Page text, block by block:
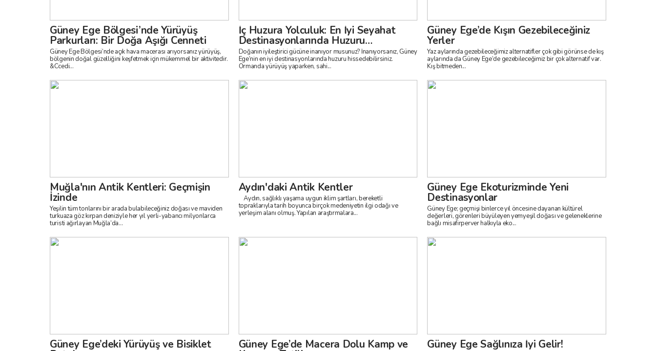
Güney Ege Bölgesi’nde Yürüyüş
Parkurları: Bir Doğa Aşığı Cenneti
Güney Ege Bölgesi’nde açık hava macerası arıyorsanız yürüyüş,
bölgenin doğal güzelliğini keşfetmek için mükemmel bir aktivitedir.
&Ccedi...
İç Huzura Yolculuk: En İyi Seyahat
Destinasyonlarında Huzuru
Keşfetmek
Doğanın iyileştirici gücüne inanıyor musunuz? İnanıyorsanız, Güney
Ege’nin en iyi destinasyonlarında huzuru hissedebilirsiniz.
Ormanda yürüyüş yaparken, sahi...
Güney Ege’de Kışın Gezebileceğiniz
Yerler
Yaz aylarında gezebileceğimiz alternatifler çok gibi görünse de kış
aylarında da Güney Ege’de gezebileceğimiz bir çok alternatif var.
Kış bitmeden...
Muğla'nın Antik Kentleri: Geçmişin
İzinde
Yeşilin tüm tonlarını bir arada bulabileceğiniz doğası ve maviden
turkuaza göz kırpan deniziyle her yıl yerli-yabancı milyonlarca
turisti ağırlayan Muğla’da...
Aydın'daki Antik Kentler
topraklarıyla tarih boyunca birçok medeniyetin ilgi odağı ve
yerleşim alanı olmuş. Yapılan araştırmalara...
Güney Ege Ekoturizminde Yeni
Destinasyonlar
Güney Ege; geçmişi binlerce yıl öncesine dayanan kültürel
değerleri, görenleri büyüleyen yemyeşil doğası ve geleneklerine
bağlı misafirperver halkıyla eko...
Güney Ege’deki Yürüyüş ve Bisiklet Güney Ege’de Macera Dolu Kamp ve Güney Ege Sağlınıza İyi Gelir!